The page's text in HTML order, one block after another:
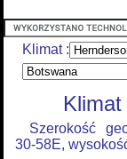
Klimat :
Szerokość
30-58E,